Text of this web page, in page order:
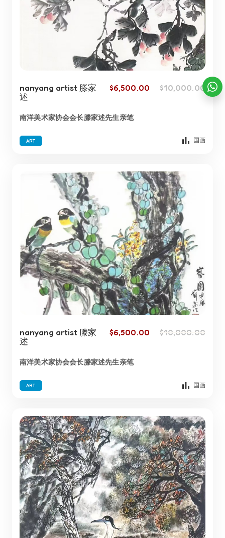
nanyang artist 滕家
述
$6,500.00 $10,000.00
南洋美术家协会会长滕家述先生亲笔
ART 国画
nanyang artist 滕家
述
$6,500.00 $10,000.00
南洋美术家协会会长滕家述先生亲笔
ART 国画